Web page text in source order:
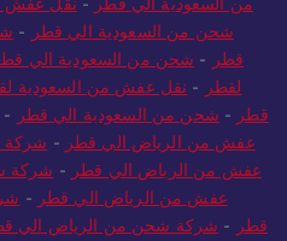
شحن من السعودية الي قطر -
قطر - شحن من السعودية الي
لقطر - نقل عفش من السعودية
قطر - شحن من السعودية الي قطر -
عفش من الرياض الي قطر - شركة
عفش من الرياض الي قطر - شركة
عفش من الرياض الي قطر -
قطر - شركة شحن من الرياض الي